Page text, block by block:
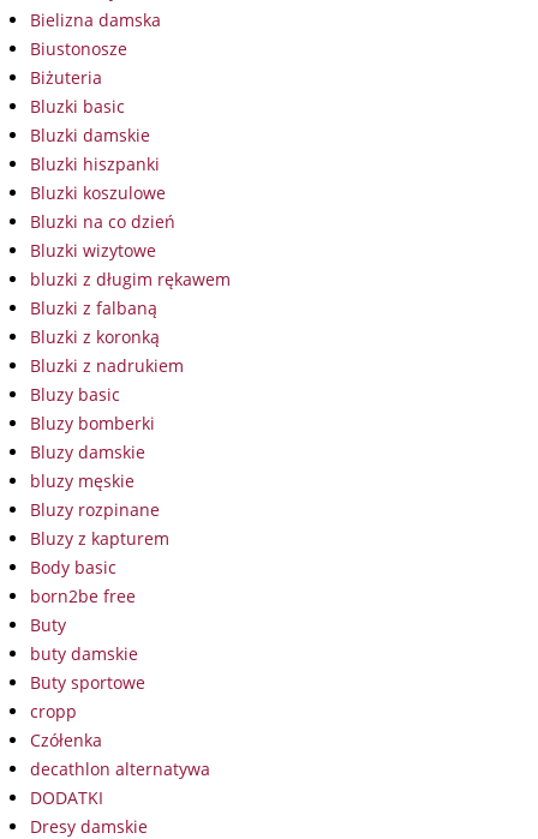
Bielizna damska
Biustonosze
Biżuteria
Bluzki basic
Bluzki damskie
Bluzki hiszpanki
Bluzki koszulowe
Bluzki na co dzień
Bluzki wizytowe
bluzki z długim rękawem
Bluzki z falbaną
Bluzki z koronką
Bluzki z nadrukiem
Bluzy basic
Bluzy bomberki
Bluzy damskie
bluzy męskie
Bluzy rozpinane
Bluzy z kapturem
Body basic
born2be free
Buty
buty damskie
Buty sportowe
cropp
Czółenka
decathlon alternatywa
DODATKI
Dresy damskie